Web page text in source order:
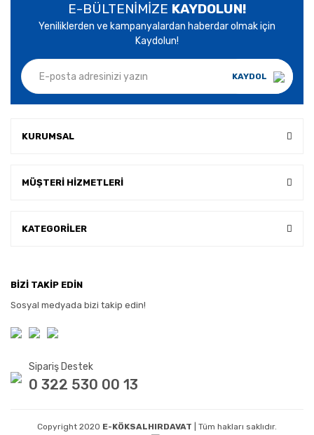
E-BÜLTENİMİZE KAYDOLUN!
Yeniliklerden ve kampanyalardan haberdar olmak için
Kaydolun!
KAYDOL
KURUMSAL
MÜŞTERİ HİZMETLERİ
KATEGORİLER
BİZİ TAKİP EDİN
Sosyal medyada bizi takip edin!
Sipariş Destek
0 322 530 00 13
Copyright 2020 E-KÖKSALHIRDAVAT | Tüm hakları saklıdır.